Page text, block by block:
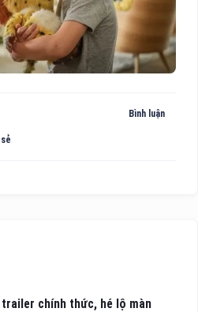
Bình luận
trailer chính thức, hé lộ màn